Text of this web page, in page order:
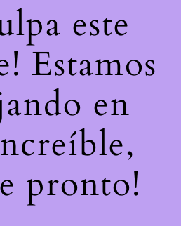
este
Estamos
en
pronto!